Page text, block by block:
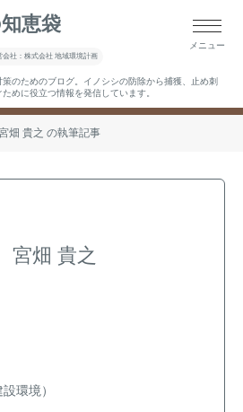
恵袋
会社：株式会社 地域環境計画
のためのブログ。イノシシの防除から捕獲、止め刺
めに役立つ情報を発信しています。
メニュー
す
畑 貴之 の執筆記事
宮畑 貴之
環境）